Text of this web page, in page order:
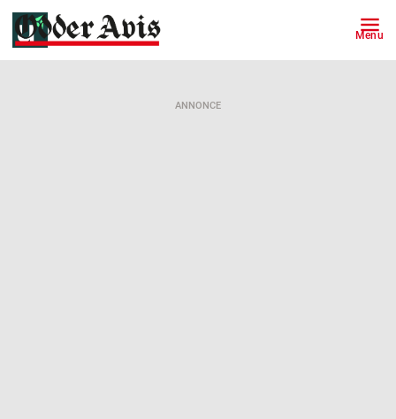
Menu
ANNONCE